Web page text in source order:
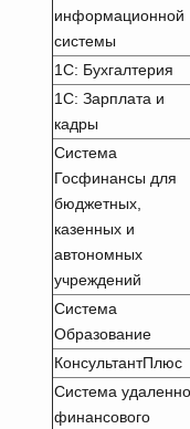
информационной
системы
1С: Бухгалтерия
1С: Зарплата и
кадры
Система
Госфинансы для
бюджетных,
казенных и
автономных
учреждений
Система
Образование
КонсультантПлюс
Система
финансового